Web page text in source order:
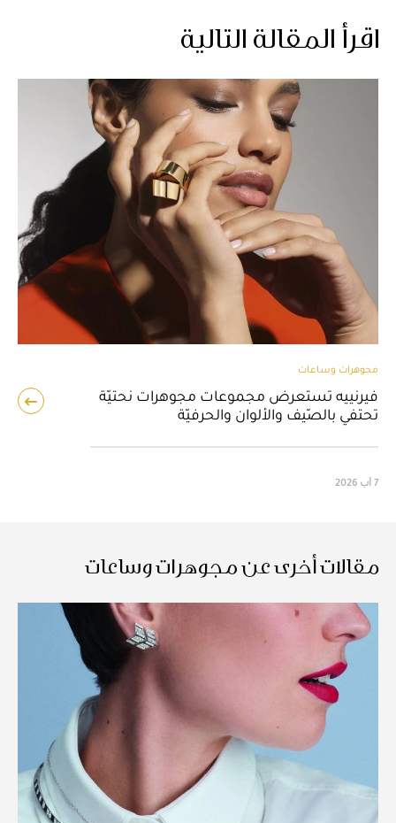
اقرأ المقالة التالية
مجوهرات وساعات
فيرنييه تستعرض مجموعات مجوهرات نحتيّة
تحتفي بالصّيف والألوان والحرفيّة
7 آب 2026
مقالات أخرى عن مجوهرات وساعات